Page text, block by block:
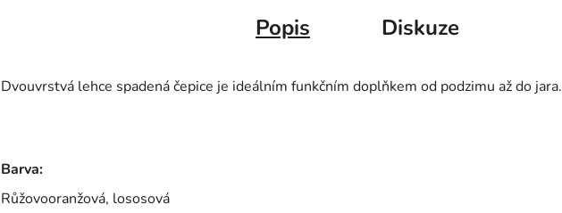
Popis Diskuze
Dvouvrstvá lehce spadená čepice je ideálním funkčním doplňkem od podzimu až do jara.
Barva:
Růžovooranžová, lososová